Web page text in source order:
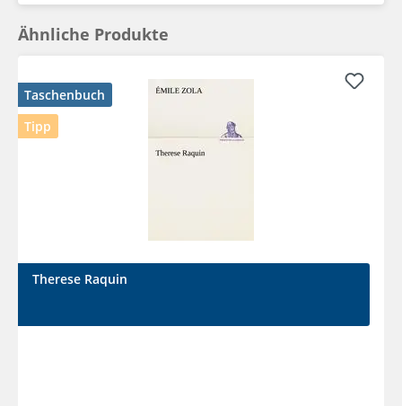
Ähnliche Produkte
Taschenbuch
Tipp
Therese Raquin